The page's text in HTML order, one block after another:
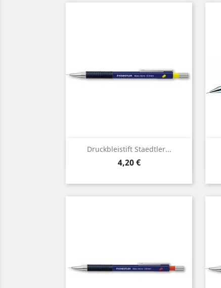
Druckbleistift Staedtler...
Preis
4,20 €
Vorschau